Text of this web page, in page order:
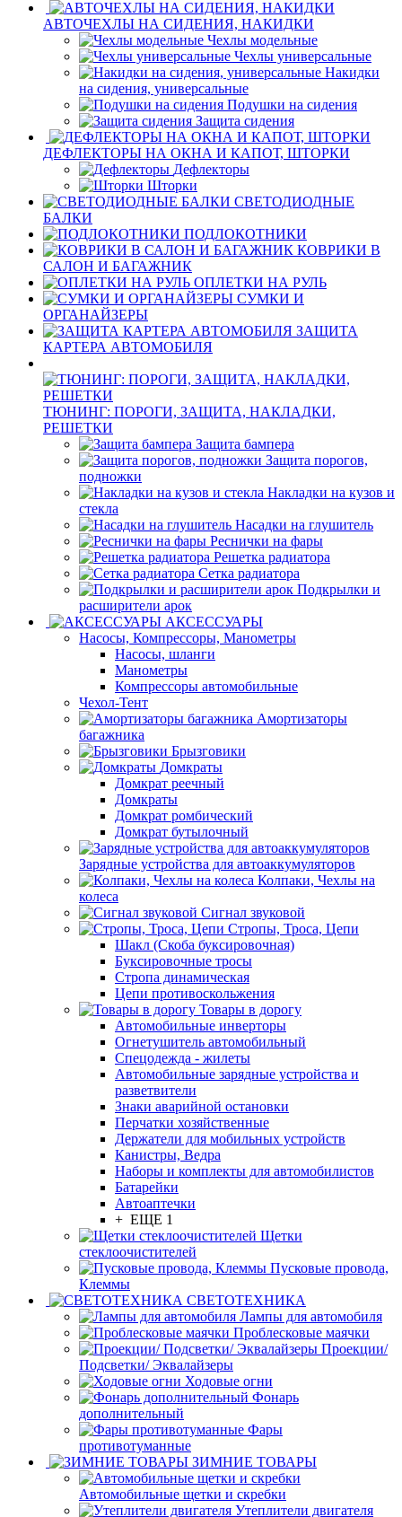
АВТОЧЕХЛЫ НА СИДЕНИЯ, НАКИДКИ
Чехлы модельные
Чехлы универсальные
Накидки
на сидения, универсальные
Подушки на сидения
Защита сидения
ДЕФЛЕКТОРЫ НА ОКНА И КАПОТ, ШТОРКИ
Дефлекторы
Шторки
СВЕТОДИОДНЫЕ
БАЛКИ
ПОДЛОКОТНИКИ
КОВРИКИ В
САЛОН И БАГАЖНИК
ОПЛЕТКИ НА РУЛЬ
СУМКИ И
ОРГАНАЙЗЕРЫ
ЗАЩИТА
КАРТЕРА АВТОМОБИЛЯ
ТЮНИНГ: ПОРОГИ, ЗАЩИТА, НАКЛАДКИ,
РЕШЕТКИ
Защита бампера
Защита порогов,
подножки
Накладки на кузов и
стекла
Насадки на глушитель
Реснички на фары
Решетка радиатора
Сетка радиатора
Подкрылки и
расширители арок
АКСЕССУАРЫ
Насосы, Компрессоры, Манометры
Насосы, шланги
Манометры
Компрессоры автомобильные
Чехол-Тент
Амортизаторы
багажника
Брызговики
Домкраты
Домкрат реечный
Домкраты
Домкрат ромбический
Домкрат бутылочный
Зарядные устройства для автоаккумуляторов
Колпаки, Чехлы на
колеса
Сигнал звуковой
Стропы, Троса, Цепи
Шакл (Скоба буксировочная)
Буксировочные тросы
Стропа динамическая
Цепи противоскольжения
Товары в дорогу
Автомобильные инверторы
Огнетушитель автомобильный
Спецодежда - жилеты
Автомобильные зарядные устройства и
разветвители
Знаки аварийной остановки
Перчатки хозяйственные
Держатели для мобильных устройств
Канистры, Ведра
Наборы и комплекты для автомобилистов
Батарейки
Автоаптечки
+ ЕЩЕ 1
Щетки
стеклоочистителей
Пусковые провода,
Клеммы
СВЕТОТЕХНИКА
Лампы для автомобиля
Проблесковые маячки
Проекции/
Подсветки/ Эквалайзеры
Ходовые огни
Фонарь
дополнительный
Фары
противотуманные
ЗИМНИЕ ТОВАРЫ
Автомобильные щетки и скребки
Утеплители двигателя